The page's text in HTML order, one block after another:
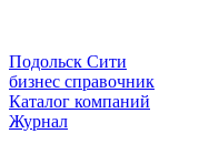
Подольск Сити
бизнес справочник
Каталог компаний
Журнал